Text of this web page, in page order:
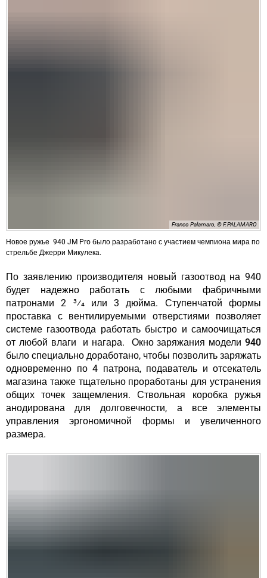
Franco Palamaro, © F.PALAMARO
Новое ружье 940 JM Pro было разработано с участием чемпиона мира по
стрельбе Джерри Микулека.
По заявлению производителя новый газоотвод на 940
будет надежно работать с любыми фабричными
патронами 2 3⁄4 или 3 дюйма. Ступенчатой формы
проставка с вентилируемыми отверстиями позволяет
системе газоотвода работать быстро и самоочищаться
от любой влаги и нагара. Окно заряжания модели 940
было специально доработано, чтобы позволить заряжать
одновременно по 4 патрона, подаватель и отсекатель
магазина также тщательно проработаны для устранения
общих точек защемления. Ствольная коробка ружья
анодирована для долговечности, а все элементы
управления эргономичной формы и увеличенного
размера.